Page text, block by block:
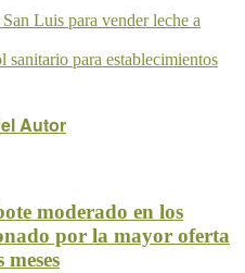
Luis para vender leche a
para establecimientos
Autor
moderado en los
por la mayor oferta